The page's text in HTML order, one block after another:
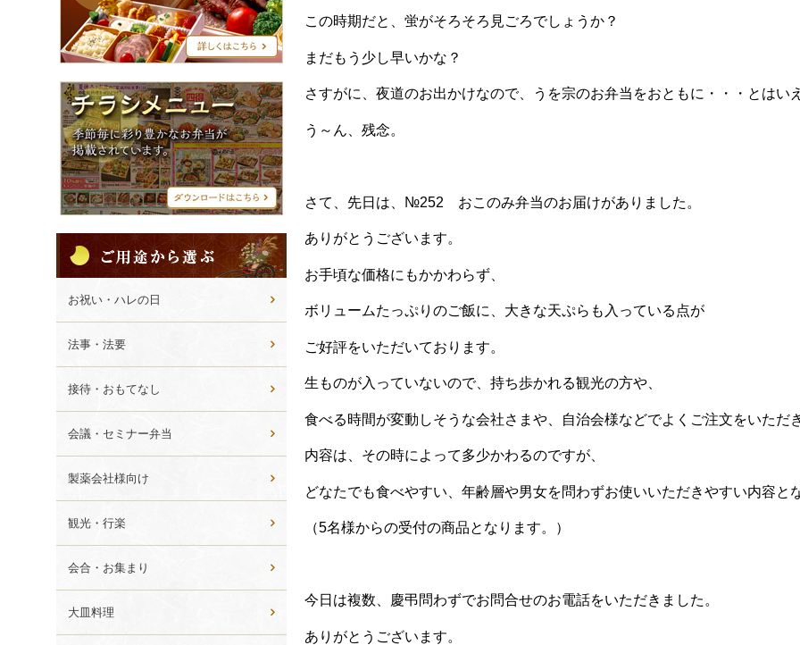
この時期だと、蛍がそろそろ見ごろでしょうか？
まだもう少し早いかな？
さすがに、夜道のお出かけなので、うを宗のお弁当をおともに・・・とはい
う～ん、残念。
さて、先日は、№252 おこのみ弁当のお届けがありました。
ありがとうございます。
お手頃な価格にもかかわらず、
ボリュームたっぷりのご飯に、大きな天ぷらも入っている点が
ご好評をいただいております。
生ものが入っていないので、持ち歩かれる観光の方や、
食べる時間が変動しそうな会社さまや、自治会様などでよくご注文をいただ
内容は、その時によって多少かわるのですが、
どなたでも食べやすい、年齢層や男女を問わずお使いいただきやすい内容と
（5名様からの受付の商品となります。）
今日は複数、慶弔問わずでお問合せのお電話をいただきました。
ありがとうございます。
ー
ズ
チ
ラ
シ
メ
ニ
ュ
ー
用
途
か
ら
選
ぶ
お祝い・ハレの日
法事・法要
接待・おもてなし
会議・セミナー弁当
製薬会社様向け
観光・行楽
会合・お集まり
大皿料理